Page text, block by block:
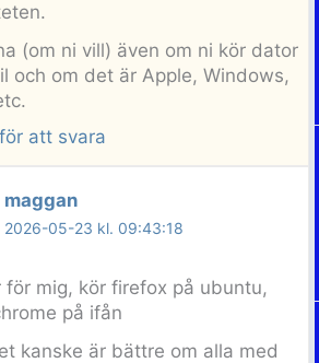
(om ni vill) även om ni kör dator
och om det är Apple, Windows,
att svara
maggan
2026-05-23 kl. 09:43:18
för mig, kör firefox på ubuntu,
på ifån
kanske är bättre om alla med